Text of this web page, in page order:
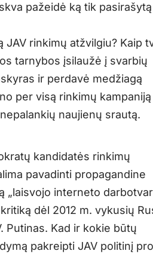
pažeidė ką tik pasirašytą
rinkimų atžvilgiu? Kaip
tarnybos įsilaužė į svarbių
ir perdavė medžiagą
per visą rinkimų
naujienų srautą.
kandidatės rinkimų
pavadinti propagandine
„laisvojo interneto
dėl 2012 m. vykusių
Putinas. Kad ir kokie būtų
pakreipti JAV politinį